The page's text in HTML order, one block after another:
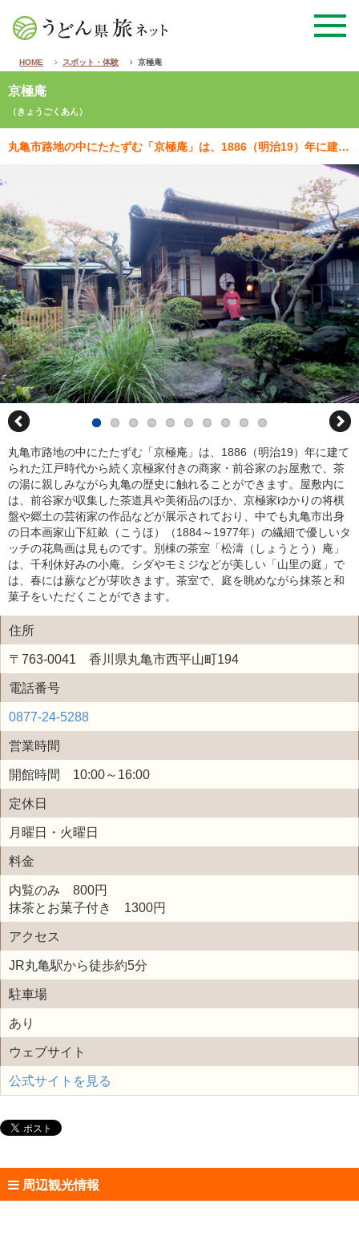
HOME スポット・体験 京極庵
京極庵
（きょうごくあん）
丸亀市路地の中にたたずむ「京極庵」は、1886（明治19）年に建てられた江戸時代から続く京極家付きの…
丸亀市路地の中にたたずむ「京極庵」は、1886（明治19）年に建て
られた江戸時代から続く京極家付きの商家・前谷家のお屋敷で、茶
の湯に親しみながら丸亀の歴史に触れることができます。屋敷内に
は、前谷家が収集した茶道具や美術品のほか、京極家ゆかりの将棋
盤や郷土の芸術家の作品などが展示されており、中でも丸亀市出身
の日本画家山下紅畝（こうほ）（1884～1977年）の繊細で優しいタ
ッチの花鳥画は見ものです。別棟の茶室「松濤（しょうとう）庵」
は、千利休好みの小庵。シダやモミジなどが美しい「山里の庭」で
は、春には蕨などが芽吹きます。茶室で、庭を眺めながら抹茶と和
菓子をいただくことができます。
住所
〒763-0041 香川県丸亀市西平山町194
電話番号
0877-24-5288
営業時間
開館時間 10:00～16:00
定休日
月曜日・火曜日
料金
内覧のみ 800円
抹茶とお菓子付き 1300円
アクセス
JR丸亀駅から徒歩約5分
駐車場
あり
ウェブサイト
公式サイトを見る
周辺観光情報